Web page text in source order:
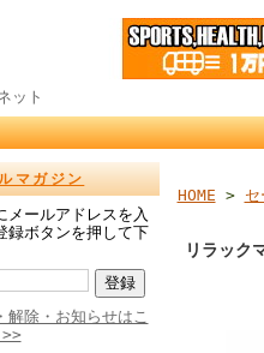
ット
マガジン
メールアドレスを入
録ボタンを押して下
解除・お知らせはこ
HOME > セ
リラック